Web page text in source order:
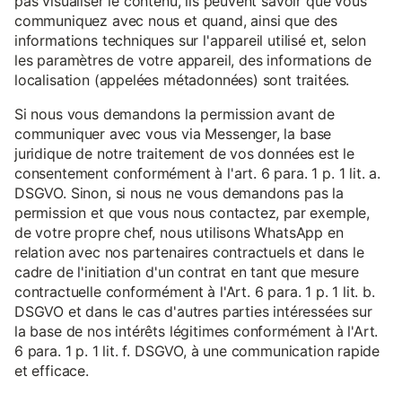
communiquez avec nous et quand, ainsi que des
informations techniques sur l'appareil utilisé et, selon
les paramètres de votre appareil, des informations de
localisation (appelées métadonnées) sont traitées.
Si nous vous demandons la permission avant de
communiquer avec vous via Messenger, la base
juridique de notre traitement de vos données est le
consentement conformément à l'art. 6 para. 1 p. 1 lit. a.
DSGVO. Sinon, si nous ne vous demandons pas la
permission et que vous nous contactez, par exemple,
de votre propre chef, nous utilisons WhatsApp en
relation avec nos partenaires contractuels et dans le
cadre de l'initiation d'un contrat en tant que mesure
contractuelle conformément à l'Art. 6 para. 1 p. 1 lit. b.
DSGVO et dans le cas d'autres parties intéressées sur
la base de nos intérêts légitimes conformément à l'Art.
6 para. 1 p. 1 lit. f. DSGVO, à une communication rapide
et efficace.